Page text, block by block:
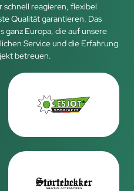
schnell reagieren, flexibel
Qualität garantieren. Das
ganz Europa, die auf unsere
Service und die Erfahrung
betreuen.